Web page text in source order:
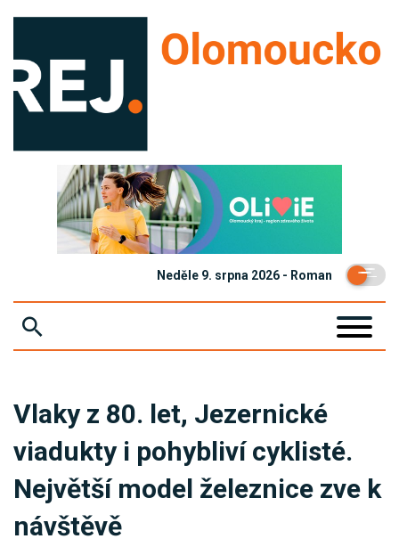
Neděle 9. srpna 2026 - Roman
KRIMI
SPORT
KULTURA
SPOLEČNOST
Vlaky z 80. let, Jezernické
viadukty i pohybliví cyklisté.
Největší model železnice zve k
návštěvě